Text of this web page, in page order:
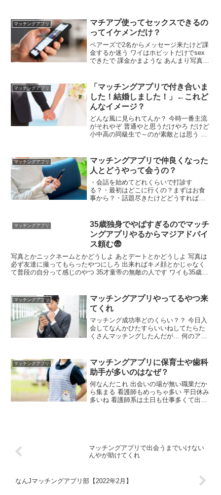
マッチングアプリ
マチアプ使ってセックスできるの
ってイケメンだけ？
ペアーズで2名からメッセージ来たけど課
金するか迷う ワイはホビットだけでsex
できたで 課金かまような あんまり写真盛
お相手の年齢も社会的地位も一緒に上が
ってて快適や
マッチングアプリ
「マッチングアプリで付き合いま
した！結婚しました！」←これど
んなイメージ？
どんな風に見られてんか？ 今時一番主流
がそれやぞ 普通やと思うだけやろ だけど
小中高の同級生で～のが素敵とは思う そ
とちょっとまだ違和感ある 最近じゃ珍し
くもない。普通
マッチングアプリ
マッチングアプリで仲良くなった
人とどうやって会うの？
・会話を始めてどれくらいで打診す
る？・最初はどこに行くの？まずはお食
事から？・話題尽きたけどどうすればい
の話してたけど向こうも飽きたみたい。
相手が映画鑑賞好きでも急に好きな映画
の話とかおかしいよね？
マッチングアプリ
35歳独身でやばすぎるのでマッチ
ングアプリやるからマジアドバイ
ス頼む😨
写真とかニックネームとかどうしよ あとデートとかどうしよ 写真は
必ず友達に撮ってもらったやつにしろ 出来ればキメ顔とかじゃなく
て普段の自分って感じのやつ 35才童帝の無敵の人です ワイも35歳で
マッチングアプリ
マッチングアプリやってるやつ来
てくれ
マッチング成功率どのくらい？？ 今日入
会してなんかひたすらいいねしてたらた
くさんマッチングしたんだが… 何のアプ
が、そこから続けて盛り上がるのは少数
そういうもんなのか 返信たくさんしない
といけないんだね 目的がヤリなら盛れ!
マッチングアプリ
マッチングアプリに保育士や歯科
助手が多いのはなぜ？
何なんだこれ 出会いの場が無い職業だか
ら集まる 看護師もめっちゃ多い 平日休み
多いね 看護師系は土日も仕事多くて出会
マッチングアプリで出会うまでいけない
んやが助けてくれ
なんJマッチングアプリ部【2022年2月】